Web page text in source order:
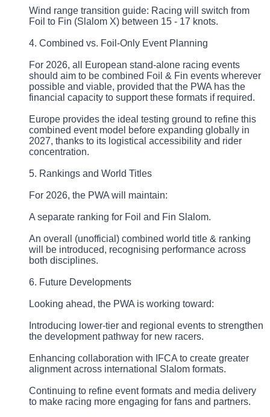
Wind range transition guide: Racing will switch from
Foil to Fin (Slalom X) between 15 - 17 knots.
4. Combined vs. Foil-Only Event Planning
For 2026, all European stand-alone racing events
should aim to be combined Foil & Fin events wherever
possible and viable, provided that the PWA has the
financial capacity to support these formats if required.
Europe provides the ideal testing ground to refine this
combined event model before expanding globally in
2027, thanks to its logistical accessibility and rider
concentration.
5. Rankings and World Titles
For 2026, the PWA will maintain:
A separate ranking for Foil and Fin Slalom.
An overall (unofficial) combined world title & ranking
will be introduced, recognising performance across
both disciplines.
6. Future Developments
Looking ahead, the PWA is working toward:
Introducing lower-tier and regional events to strengthen
the development pathway for new racers.
Enhancing collaboration with IFCA to create greater
alignment across international Slalom formats.
Continuing to refine event formats and media delivery
to make racing more engaging for fans and partners.